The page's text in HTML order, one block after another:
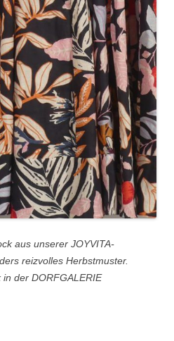
aus unserer JOYVITA-
reizvolles Herbstmuster.
der DORFGALERIE